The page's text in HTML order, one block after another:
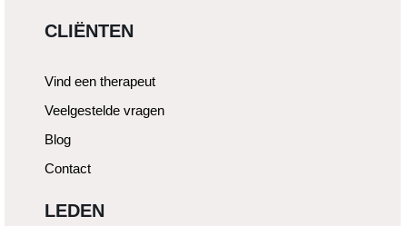
CLIËNTEN
Vind een therapeut
Veelgestelde vragen
Blog
Contact
LEDEN